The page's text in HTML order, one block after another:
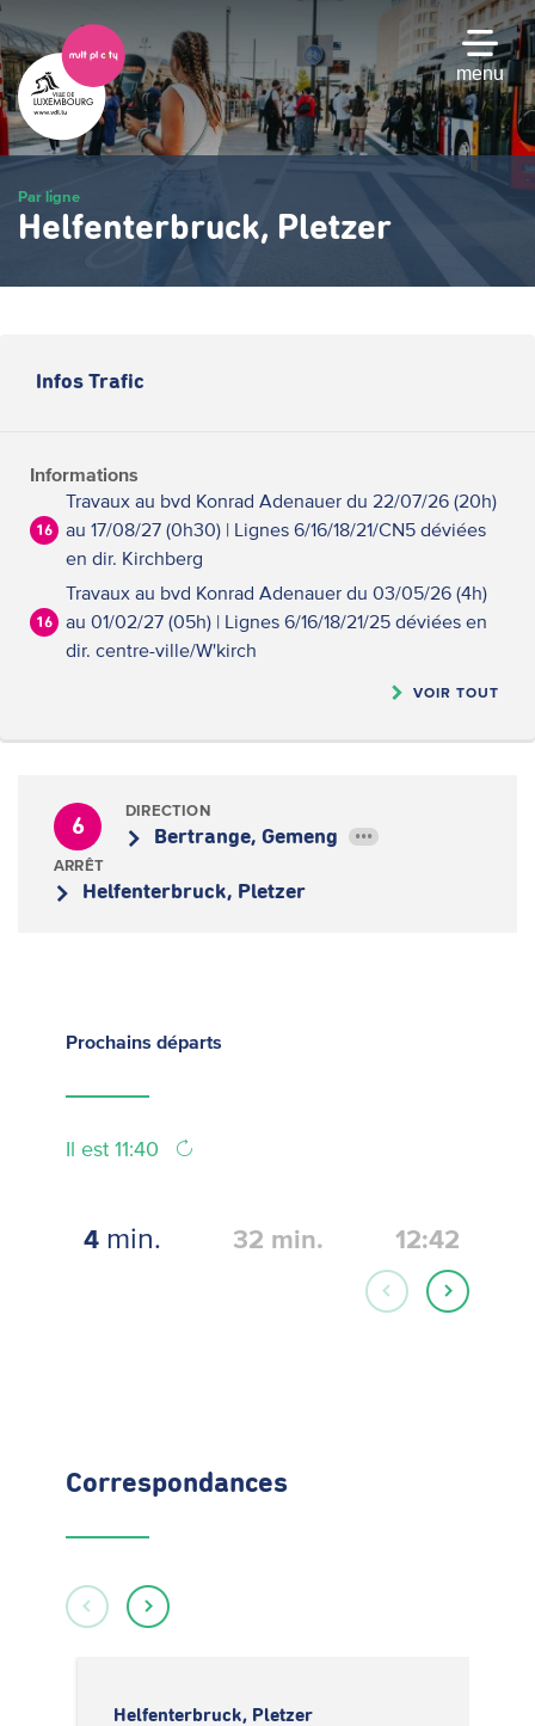
Passer
au
contenu
principal
menu
Par ligne
Helfenterbruck, Pletzer
Infos Trafic
Informations
16
Travaux au bvd Konrad Adenauer du 22/07/26 (20h)
au 17/08/27 (0h30) | Lignes 6/16/18/21/CN5 déviées
en dir. Kirchberg
16
Travaux au bvd Konrad Adenauer du 03/05/26 (4h)
au 01/02/27 (05h) | Lignes 6/16/18/21/25 déviées en
dir. centre-ville/W'kirch
VOIR TOUT
6
DIRECTION
Bertrange, Gemeng •••
ARRÊT
Helfenterbruck, Pletzer
Prochains départs
Il est 11:40
4 min. 32 min. 12:42
Correspondances
Helfenterbruck, Pletzer